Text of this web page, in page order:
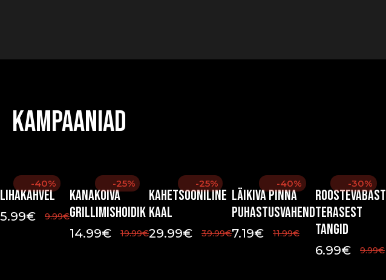
Kampaaniad
-40%
Lihakahvel
9.99€
5.99€
-25%
Kanakoiva
grillimishoidik
19.99€
14.99€
-25%
Kahetsooniline
kaal
39.99€
29.99€
-40%
Läikiva pinna
puhastusvahend
11.99€
7.19€
-30%
Roostevabast
terasest
tangid
9.99€
6.99€